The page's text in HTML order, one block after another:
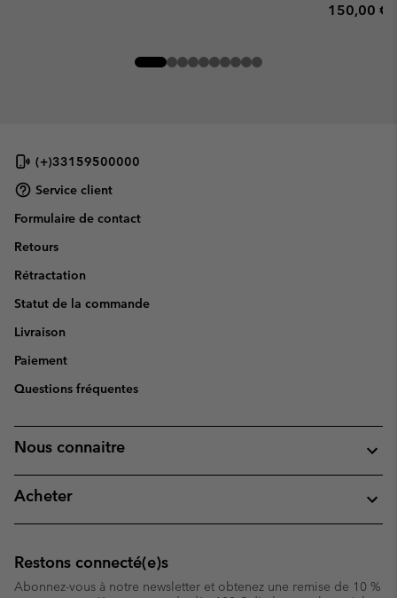
Regular
150,00 €
(+)33159500000
Service client
Formulaire de contact
Retours
Rétractation
Statut de la commande
Livraison
Paiement
Questions fréquentes
Nous connaitre
Acheter
Restons connecté(e)s
Abonnez-vous à notre newsletter et obtenez une remise de 10 %